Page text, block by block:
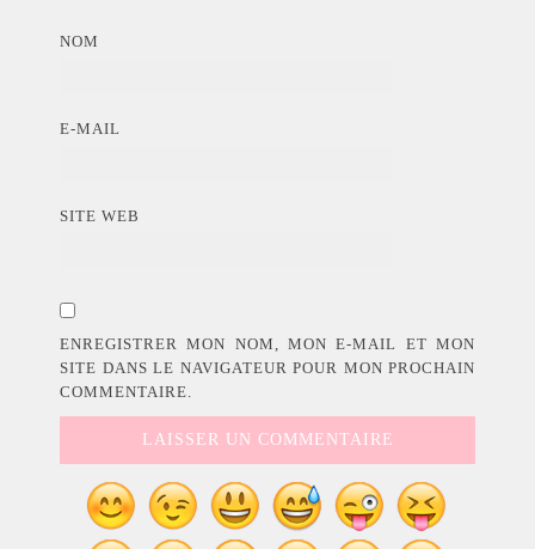
NOM
E-MAIL
SITE WEB
ENREGISTRER MON NOM, MON E-MAIL ET MON
SITE DANS LE NAVIGATEUR POUR MON PROCHAIN
COMMENTAIRE.